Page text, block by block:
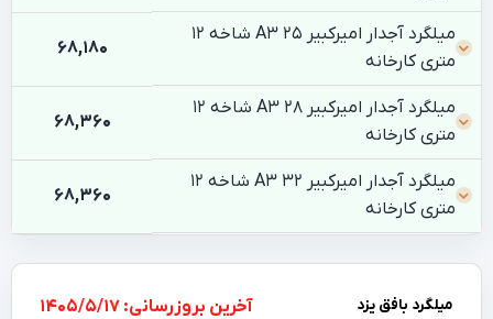
میلگرد آجدار امیرکبیر 25 A3 شاخه 12
متری کارخانه
68,180
میلگرد آجدار امیرکبیر 28 A3 شاخه 12
متری کارخانه
68,360
میلگرد آجدار امیرکبیر 32 A3 شاخه 12
متری کارخانه
68,360
میلگرد بافق یزد بروزرسانی: 1405/5/17